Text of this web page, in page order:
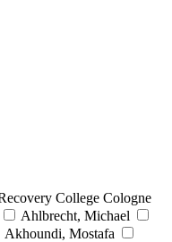
College Cologne
Ahlbrecht, Michael
Akhoundi, Mostafa